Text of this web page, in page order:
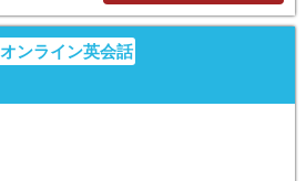
ンライン英会話